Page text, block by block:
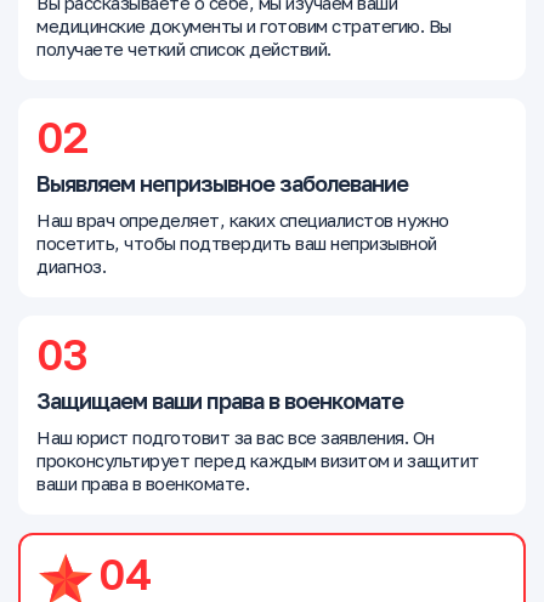
медицинские документы и готовим стратегию. Вы
получаете четкий список действий.
02
Выявляем непризывное заболевание
Наш врач определяет, каких специалистов нужно
посетить, чтобы подтвердить ваш непризывной
диагноз.
03
Защищаем ваши права в военкомате
Наш юрист подготовит за вас все заявления. Он
проконсультирует перед каждым визитом и защитит
ваши права в военкомате.
04